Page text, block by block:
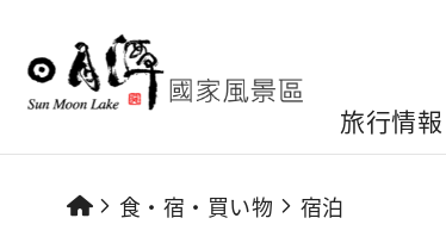
旅行情報
食・宿・買い物 宿泊